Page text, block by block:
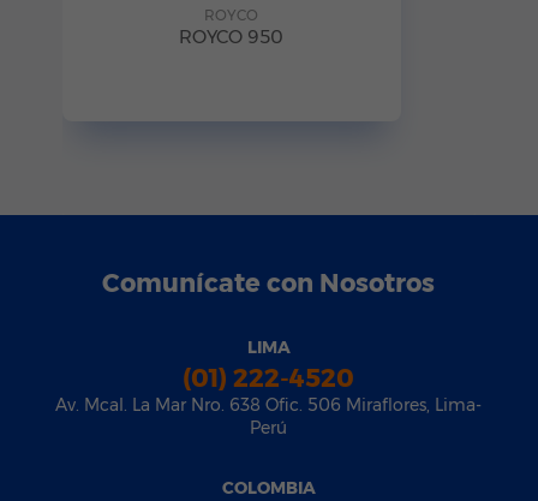
ROYCO
ROYCO 950
Comunícate con Nosotros
LIMA
(01) 222-4520
Av. Mcal. La Mar Nro. 638 Ofic. 506 Miraflores, Lima-
Perú
COLOMBIA